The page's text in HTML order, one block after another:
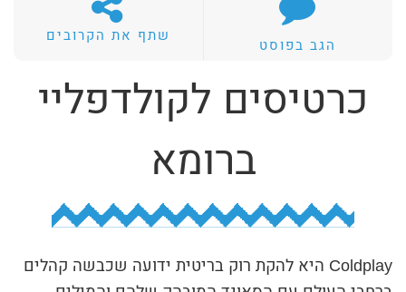
הגב בפוסט שתף את הקרובים
כרטיסים לקולדפליי
ברומא
Coldplay היא להקת רוק בריטית ידועה שכבשה קהלים